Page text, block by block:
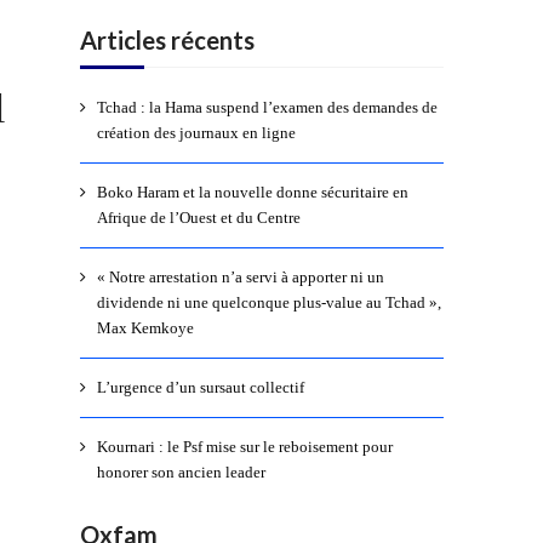
Articles récents
Tchad : la Hama suspend l’examen des demandes de
création des journaux en ligne
Boko Haram et la nouvelle donne sécuritaire en
Afrique de l’Ouest et du Centre
« Notre arrestation n’a servi à apporter ni un
dividende ni une quelconque plus-value au Tchad »,
Max Kemkoye
L’urgence d’un sursaut collectif
Kournari : le Psf mise sur le reboisement pour
honorer son ancien leader
Oxfam